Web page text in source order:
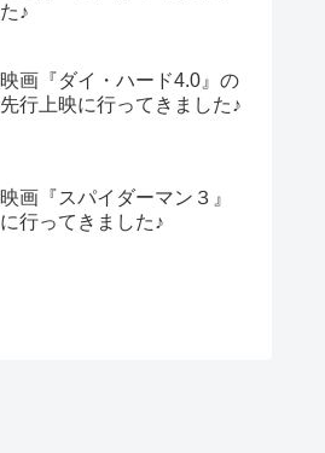
た♪
映画『ダイ・ハード4.0』の
先行上映に行ってきました♪
映画『スパイダーマン３』
に行ってきました♪